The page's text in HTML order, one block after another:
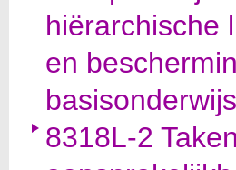
hiërarchische
en
8318L-2